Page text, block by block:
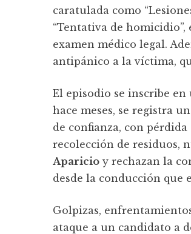
caratulada como
“Tentativa de
examen médico legal.
antipánico a la víctima,
El episodio se inscribe en
hace meses, se registra
de confianza, con
recolección de residuos,
Aparicio y rechazan la
desde la conducción que
Golpizas,
ataque a un candidato a